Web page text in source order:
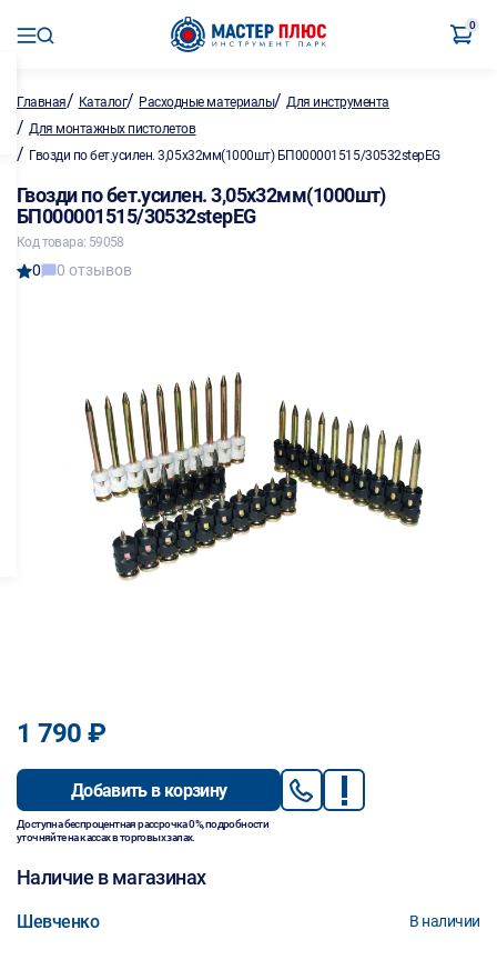
0
Главная/ Каталог/ Расходные материалы/Для инструмента
/ Для монтажных пистолетов
/ Гвозди по бет.усилен. 3,05х32мм(1000шт) БП000001515/30532stepEG
Гвозди по бет.усилен. 3,05х32мм(1000шт)
БП000001515/30532stepEG
Код товара: 59058
0 0 отзывов
1 790 ₽
Добавить в корзину
Доступна беспроцентная рассрочка 0%, подробности
уточняйте на кассах в торговых залах.
Наличие в магазинах
Шевченко В наличии